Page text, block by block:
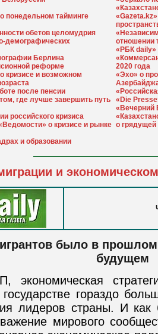
понедельном тайминге
обетов целомудрия
демографических
Берлина
реформе
кризисе и возможном
после пенсии
где лучше завершить путь
российского кризиса
о кризисе и рынке
и образовании
отношении
«РБК daily»
2020 года
«Эхо» о
«Die
«Вечерний
о грядущей
и
было в
будущем
экономическая
гораздо
лидеров страны. И как
мирового